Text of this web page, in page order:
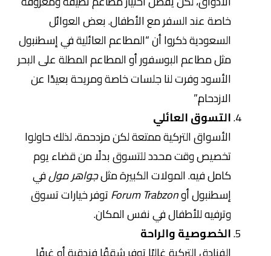
خاصة عند السفر مع الأطفال. بعض العوائل
السعودية ذكروا أن “المطاعم العائلية في إسطنبول
مثل مطاعم البوسفور أو المطاعم المطلة على البحر
الأسود وفرت لنا جلسات خاصة ومريحة بعيدًا عن
الازدحام.”
التسوق العائلي
الأسواق التركية ممتعة لكن مزدحمة، لذلك حاولوا
تخصيص وقت محدد للتسوق بدلًا من قضاء يوم
كامل فيه. المولات الكبيرة مثلجواهر مولفي
إسطنبول أوForum Trabzonتوفر خيارات تسوق
وترفيه للأطفال في نفس المكان.
الخصوصية والراحة